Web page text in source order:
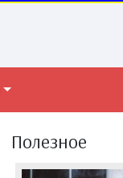
Полезное